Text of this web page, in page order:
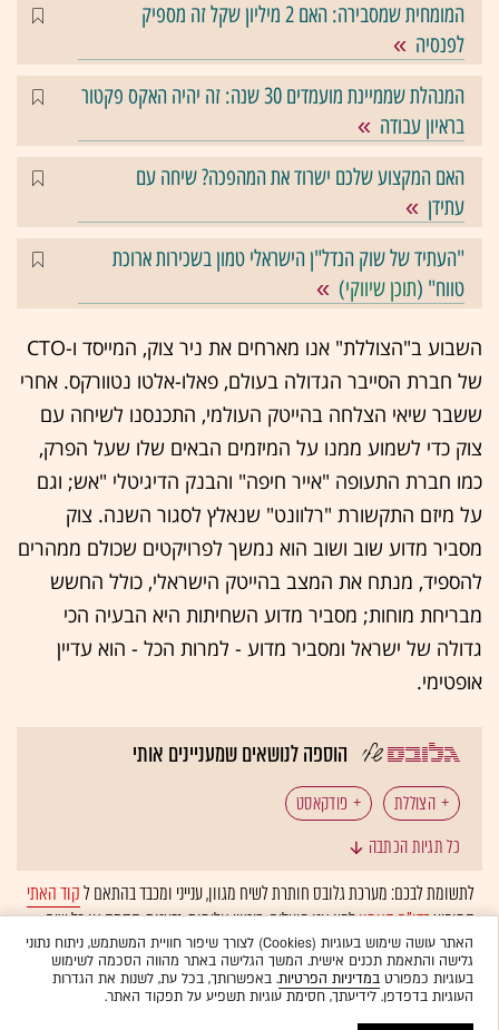
המומחית שמסבירה: האם 2 מיליון שקל זה מספיק
לפנסיה
המנהלת שממיינת מועמדים 30 שנה: זה יהיה האקס פקטור
בראיון עבודה
האם המקצוע שלכם ישרוד את המהפכה? שיחה עם
עתידן
"העתיד של שוק הנדל"ן הישראלי טמון בשכירות ארוכת
טווח" (תוכן שיווקי)
השבוע ב"הצוללת" אנו מארחים את ניר צוק, המייסד ו-CTO
של חברת הסייבר הגדולה בעולם, פאלו-אלטו נטוורקס. אחרי
ששבר שיאי הצלחה בהייטק העולמי, התכנסנו לשיחה עם
צוק כדי לשמוע ממנו על המיזמים הבאים שלו שעל הפרק,
כמו חברת התעופה "אייר חיפה" והבנק הדיגיטלי "אש; וגם
על מיזם התקשורת "רלוונט" שנאלץ לסגור השנה. צוק
מסביר מדוע שוב ושוב הוא נמשך לפרויקטים שכולם ממהרים
להספיד, מנתח את המצב בהייטק הישראלי, כולל החשש
מבריחת מוחות; מסביר מדוע השחיתות היא הבעיה הכי
גדולה של ישראל ומסביר מדוע - למרות הכל - הוא עדיין
אופטימי.
הוספה לנושאים שמעניינים אותי
הצוללת
פודקאסט
כל תגיות הכתבה
לתשומת לבכם: מערכת גלובס חותרת לשיח מגוון, ענייני ומכבד בהתאם לקוד האתי
המופיעבדו"ח האמוןלפיו אנו פועלים. ביטויי אלימות, גזענות, הסתה או כל שיח
בלתי הולם אחר מסוננים בצורהאוטומטיתולא יפורסמו באתר.
האתר עושה שימוש בעוגיות (Cookies) לצורך שיפור חוויית המשתמש, ניתוח נתוני
גלישה והתאמת תכנים אישית. המשך הגלישה באתר מהווה הסכמה לשימוש
בעוגיות כמפורטבמדיניות הפרטיות. באפשרותך, בכל עת, לשנות את הגדרות
העוגיות בדפדפן. לידיעתך, חסימת עוגיות תשפיע על תפקוד האתר.